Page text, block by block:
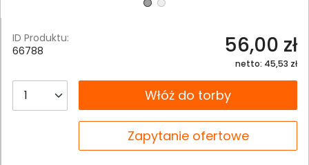
ID Produktu:
66788
56,00 zł
netto: 45,53 zł
__B2C.PRODUCT.QUANTITYWłóż do torby
Zapytanie ofertowe